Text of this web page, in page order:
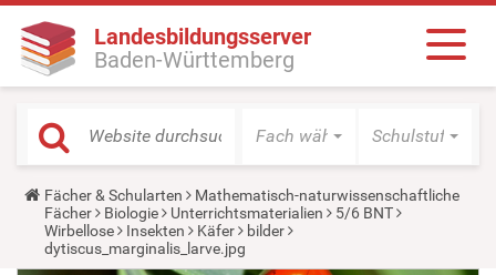
Landesbildungsserver
Baden-Württemberg
Fach wählen Schulstufe
Y
o
u
a
r
Fächer & Schularten
Mathematisch-naturwissenschaftliche
Fächer
Biologie Unterrichtsmaterialien
5/6 BNT
Wirbellose
Insekten Käfer
bilder
dytiscus_marginalis_larve.jpg